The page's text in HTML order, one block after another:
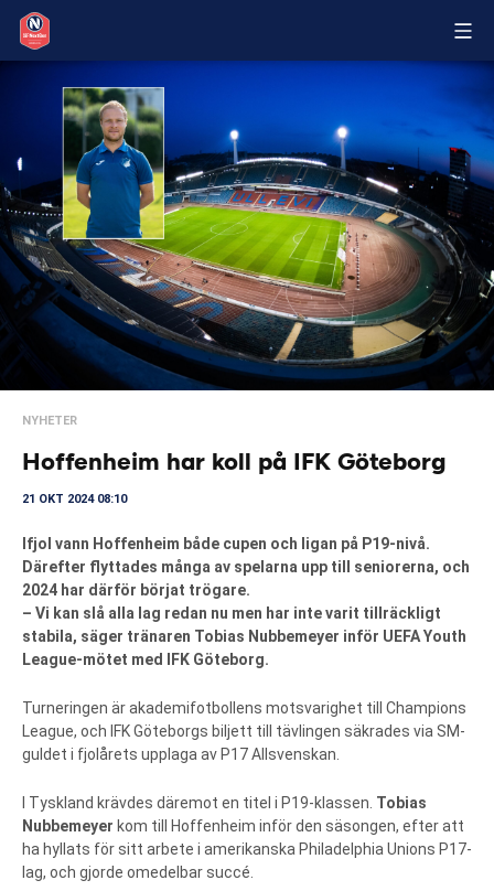
NYHETER
Hoffenheim har koll på IFK Göteborg
21 OKT 2024 08:10
Ifjol vann Hoffenheim både cupen och ligan på P19-nivå.
Därefter flyttades många av spelarna upp till seniorerna, och
2024 har därför börjat trögare.
– Vi kan slå alla lag redan nu men har inte varit tillräckligt
stabila, säger tränaren Tobias Nubbemeyer inför UEFA Youth
League-mötet med IFK Göteborg.
Turneringen är akademifotbollens motsvarighet till Champions
League, och IFK Göteborgs biljett till tävlingen säkrades via SM-
guldet i fjolårets upplaga av P17 Allsvenskan.
I Tyskland krävdes däremot en titel i P19-klassen. Tobias
Nubbemeyer kom till Hoffenheim inför den säsongen, efter att
ha hyllats för sitt arbete i amerikanska Philadelphia Unions P17-
lag, och gjorde omedelbar succé.